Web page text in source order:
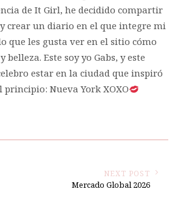
de It Girl, he decidido compartir
crear un diario en el que integre mi
que les gusta ver en el sitio cómo
belleza. Este soy yo Gabs, y este
estar en la ciudad que inspiró
principio: Nueva York XOXO
NEXT POST
Mercado Global 2026